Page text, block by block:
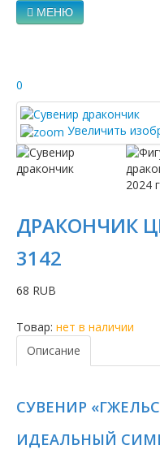
МЕНЮ
0
Увеличить
ДРАКОНЧИК
3142
68 RUB
Товар: нет в наличии
Описание
СУВЕНИР
ИДЕАЛЬНЫЙ